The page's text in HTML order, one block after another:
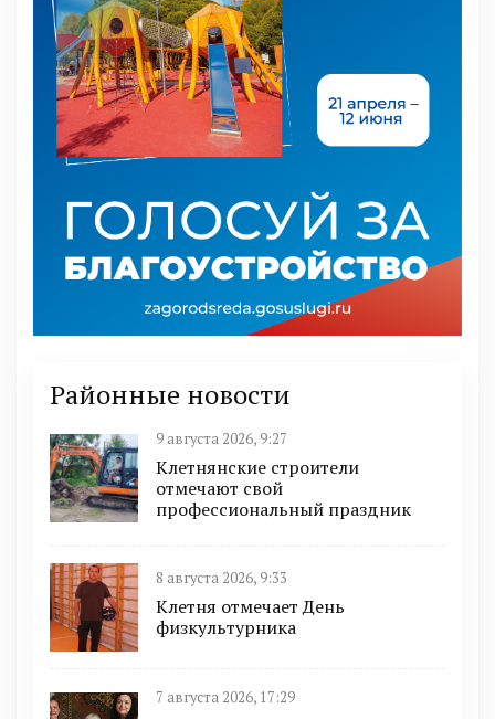
Районные новости
9 августа 2026, 9:27
Клетнянские строители
отмечают свой
профессиональный праздник
8 августа 2026, 9:33
Клетня отмечает День
физкультурника
7 августа 2026, 17:29